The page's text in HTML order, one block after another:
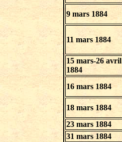
9 mars 1884
11 mars 1884
15 mars-26 avril
1884
16 mars 1884
18 mars 1884
23 mars 1884
31 mars 1884